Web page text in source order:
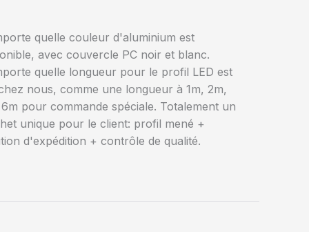
quelle couleur d'aluminium est
avec couvercle PC noir et blanc.
quelle longueur pour le profil LED est
nous, comme une longueur à 1m, 2m,
pour commande spéciale. Totalement un
unique pour le client: profil mené +
d'expédition + contrôle de qualité.